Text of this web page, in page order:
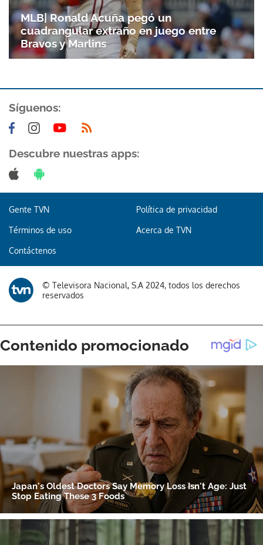
MLB| Ronald Acuña pegó un
cuadrangular extraño en juego entre
Bravos y Marlins
Síguenos:
Descubre nuestras apps:
Gente TVN Política de privacidad
Términos de uso Acerca de TVN
Contáctenos
© Televisora Nacional, S.A 2024, todos los derechos
reservados